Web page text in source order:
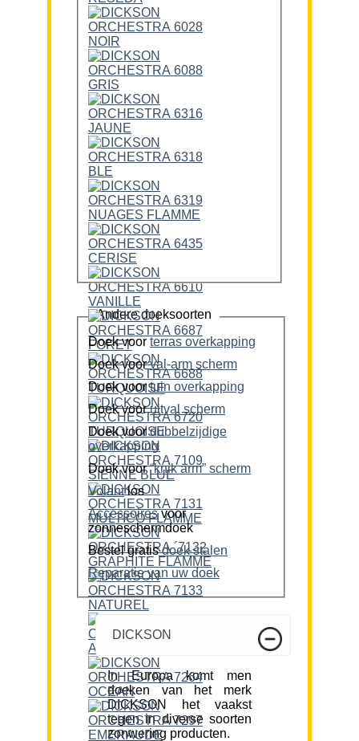
Andere doeksoorten
Doek voor terras overkapping
Doek voor
val-arm scherm
Doek voor
tuin overkapping
Doek voor
uitval scherm
Doek voordubbelzijdige
overkapping
Doek voor
“knik arm” scherm
Volantlos
Accessoiresvoor
zonneschermdoek
Bestel gratis doek stalen
Reparatie van uw doek
DICKSON
In Europa komt men
doeken van het merk
DICKSON het vaakst
tegen in diverse soorten
zonwering producten.